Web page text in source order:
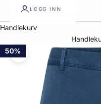
LOGG INN
Handlekurv
Forstørr
50%
50%
50%
50%